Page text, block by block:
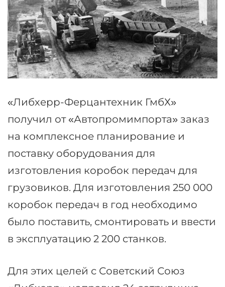
«Либхерр-Ферцантехник ГмбХ»
получил от «Автопромимпорта» заказ
на комплексное планирование и
поставку оборудования для
изготовления коробок передач для
грузовиков. Для изготовления 250 000
коробок передач в год необходимо
было поставить, смонтировать и ввести
в эксплуатацию 2 200 станков.
Для этих целей с Советский Союз